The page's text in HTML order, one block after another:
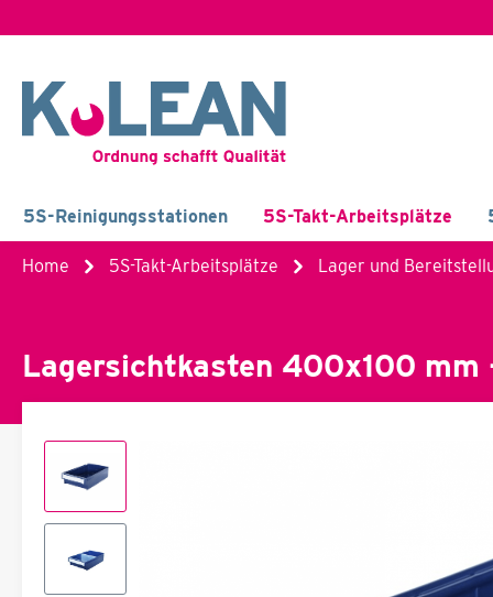
5S-Reinigungsstationen 5S-Takt-Arbeitsplätze
Home 5S-Takt-Arbeitsplätze Lager und
Lagersichtkasten 400x100